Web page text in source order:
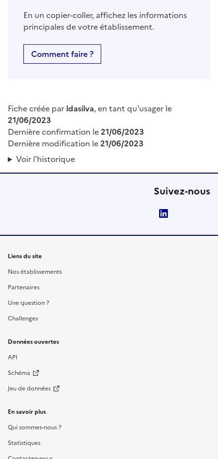
En un copier-coller, affichez les informations
principales de votre établissement.
Comment faire ?
Fiche créée par ldasilva, en tant qu'usager le
21/06/2023
Dernière confirmation le21/06/2023
Dernière modification le21/06/2023
Voir l'historique
Suivez-nous
Liens du site
Nos établissements
Partenaires
Une question ?
Challenges
Données ouvertes
API
Schéma
Jeu de données
En savoir plus
Qui sommes-nous ?
Statistiques